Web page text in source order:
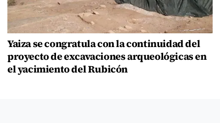
Yaiza se congratula con la continuidad del
proyecto de excavaciones arqueológicas en
el yacimiento del Rubicón